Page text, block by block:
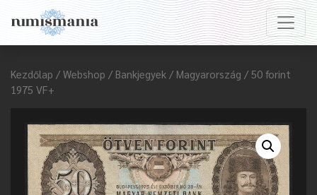
Kezdőlap / Webshop / Bankjegyek / Magyarország / 50 forint
1975 VF+